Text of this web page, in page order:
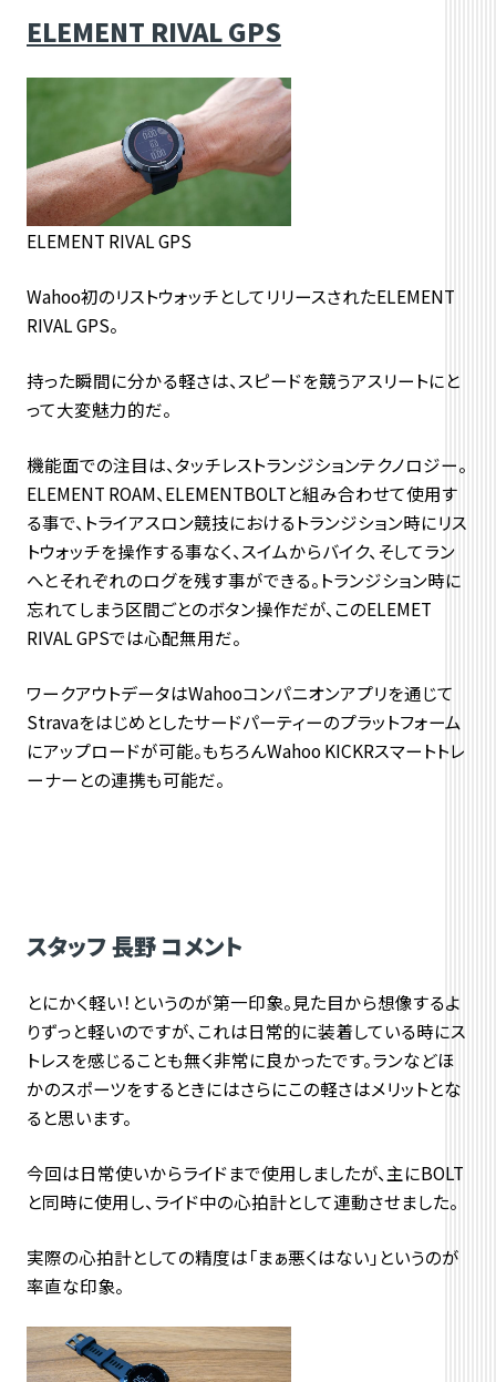
ELEMENT RIVAL GPS
ELEMENT RIVAL GPS
Wahoo初のリストウォッチとしてリリースされたELEMENT
RIVAL GPS。
持った瞬間に分かる軽さは、スピードを競うアスリートにと
って大変魅力的だ。
機能面での注目は、タッチレストランジションテクノロジー。
ELEMENT ROAM、ELEMENTBOLTと組み合わせて使用す
る事で、トライアスロン競技におけるトランジション時にリス
トウォッチを操作する事なく、スイムからバイク、そしてラン
へとそれぞれのログを残す事ができる。トランジション時に
忘れてしまう区間ごとのボタン操作だが、このELEMET
RIVAL GPSでは心配無用だ。
ワークアウトデータはWahooコンパニオンアプリを通じて
Stravaをはじめとしたサードパーティーのプラットフォーム
にアップロードが可能。もちろんWahoo KICKRスマートトレ
ーナーとの連携も可能だ。
スタッフ 長野 コメント
とにかく軽い！というのが第一印象。見た目から想像するよ
りずっと軽いのですが、これは日常的に装着している時にス
トレスを感じることも無く非常に良かったです。ランなどほ
かのスポーツをするときにはさらにこの軽さはメリットとな
ると思います。
今回は日常使いからライドまで使用しましたが、主にBOLT
と同時に使用し、ライド中の心拍計として連動させました。
実際の心拍計としての精度は「まぁ悪くはない」というのが
率直な印象。